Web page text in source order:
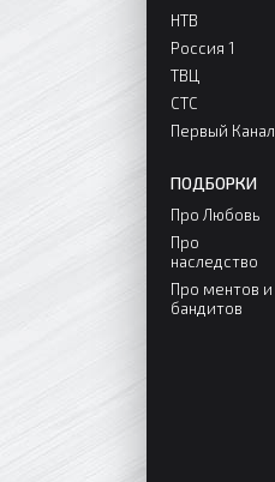
НТВ
Россия 1
ТВЦ
СТС
Первый Канал
ПОДБОРКИ
Про Любовь
Про
наследство
Про ментов и
бандитов